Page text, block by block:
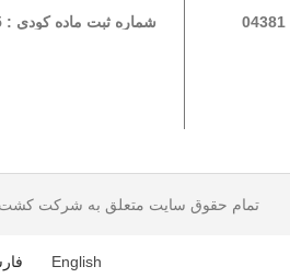
شماره ثبت ماده کودی : 35755
تمام حقوق سایت متعلق به شرکت کشت
English